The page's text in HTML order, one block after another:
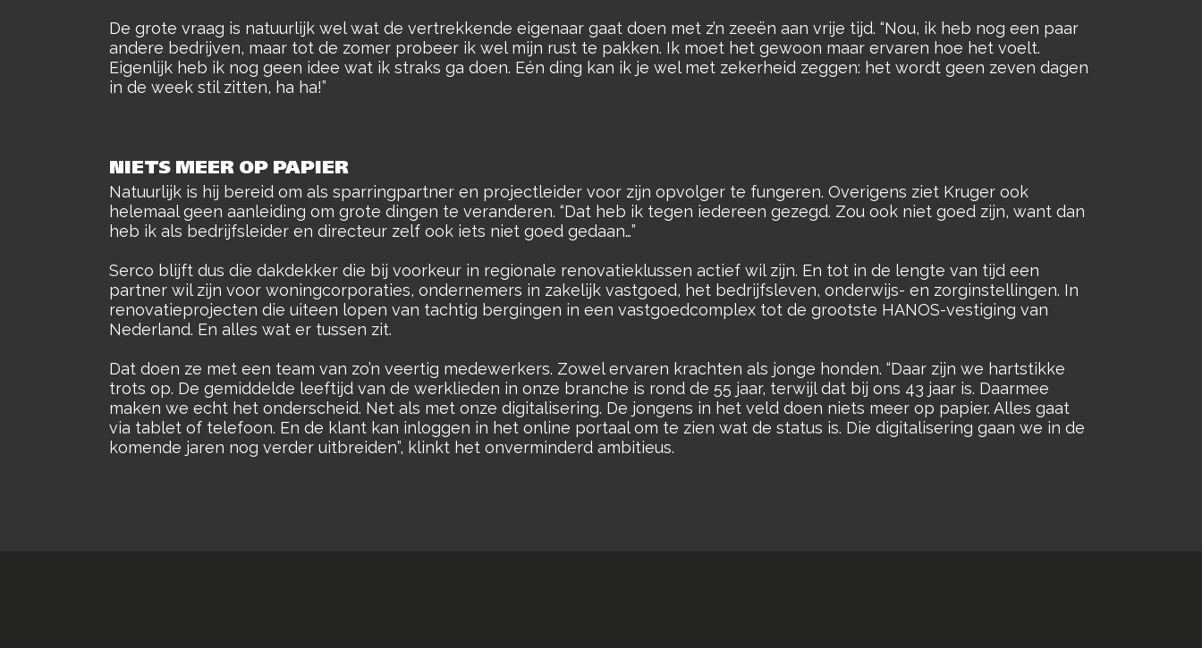
De grote vraag is natuurlijk wel wat de vertrekkende eigenaar gaat doen met z’n zeeën aan vrije tijd. “Nou, ik heb nog een paar
andere bedrijven, maar tot de zomer probeer ik wel mijn rust te pakken. Ik moet het gewoon maar ervaren hoe het voelt.
Eigenlijk heb ik nog geen idee wat ik straks ga doen. Eén ding kan ik je wel met zekerheid zeggen: het wordt geen zeven dagen
in de week stil zitten, ha ha!”
NIETS MEER OP PAPIER
Natuurlijk is hij bereid om als sparringpartner en projectleider voor zijn opvolger te fungeren. Overigens ziet Kruger ook
helemaal geen aanleiding om grote dingen te veranderen. “Dat heb ik tegen iedereen gezegd. Zou ook niet goed zijn, want dan
heb ik als bedrijfsleider en directeur zelf ook iets niet goed gedaan…”
Serco blijft dus die dakdekker die bij voorkeur in regionale renovatieklussen actief wil zijn. En tot in de lengte van tijd een
partner wil zijn voor woningcorporaties, ondernemers in zakelijk vastgoed, het bedrijfsleven, onderwijs- en zorginstellingen. In
renovatieprojecten die uiteen lopen van tachtig bergingen in een vastgoedcomplex tot de grootste HANOS-vestiging van
Nederland. En alles wat er tussen zit.
Dat doen ze met een team van zo’n veertig medewerkers. Zowel ervaren krachten als jonge honden. “Daar zijn we hartstikke
trots op. De gemiddelde leeftijd van de werklieden in onze branche is rond de 55 jaar, terwijl dat bij ons 43 jaar is. Daarmee
maken we echt het onderscheid. Net als met onze digitalisering. De jongens in het veld doen niets meer op papier. Alles gaat
via tablet of telefoon. En de klant kan inloggen in het online portaal om te zien wat de status is. Die digitalisering gaan we in de
komende jaren nog verder uitbreiden”, klinkt het onverminderd ambitieus.